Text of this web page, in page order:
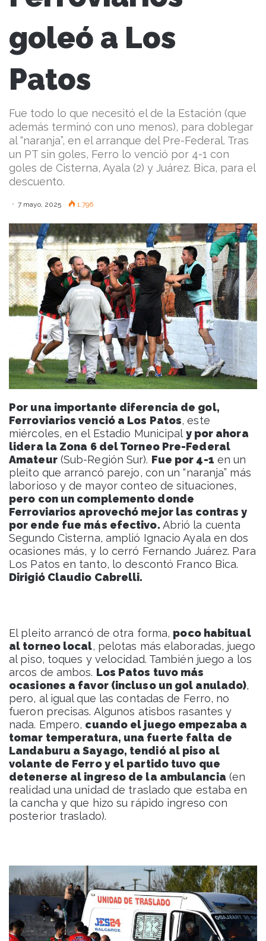
goleó a Los
Patos
Fue todo lo que necesitó el de la Estación (que
además terminó con uno menos), para doblegar
al “naranja”, en el arranque del Pre-Federal. Tras
un PT sin goles, Ferro lo venció por 4-1 con
goles de Cisterna, Ayala (2) y Juárez. Bica, para el
descuento.
7 mayo, 2025 1.796
Por una importante diferencia de gol,
Ferroviarios venció a Los Patos, este
miércoles, en el Estadio Municipaly por ahora
lidera la Zona 6 del Torneo Pre-Federal
Amateur(Sub-Región Sur). Fue por 4-1 en un
pleito que arrancó parejo, con un “naranja” más
laborioso y de mayor conteo de situaciones,
pero con un complemento donde
Ferroviarios aprovechó mejor las contras y
por ende fue más efectivo. Abrió la cuenta
Segundo Cisterna, amplió Ignacio Ayala en dos
ocasiones más, y lo cerró Fernando Juárez. Para
Los Patos en tanto, lo descontó Franco Bica.
Dirigió Claudio Cabrelli.
El pleito arrancó de otra forma, poco habitual
al torneo local, pelotas más elaboradas, juego
al piso, toques y velocidad. También juego a los
arcos de ambos. Los Patos tuvo más
ocasiones a favor (incluso un gol anulado),
pero, al igual que las contadas de Ferro, no
fueron precisas. Algunos atisbos rasantes y
nada. Empero, cuando el juego empezaba a
tomar temperatura, una fuerte falta de
Landaburu a Sayago, tendió al piso al
volante de Ferro y el partido tuvo que
detenerse al ingreso de la ambulancia (en
realidad una unidad de traslado que estaba en
la cancha y que hizo su rápido ingreso con
posterior traslado).